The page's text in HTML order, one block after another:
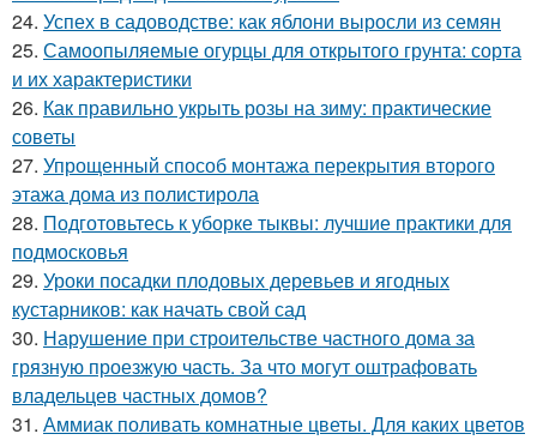
24. Успех в садоводстве: как яблони выросли из семян
25. Самоопыляемые огурцы для открытого грунта: сорта
и их характеристики
26. Как правильно укрыть розы на зиму: практические
советы
27. Упрощенный способ монтажа перекрытия второго
этажа дома из полистирола
28. Подготовьтесь к уборке тыквы: лучшие практики для
подмосковья
29. Уроки посадки плодовых деревьев и ягодных
кустарников: как начать свой сад
30. Нарушение при строительстве частного дома за
грязную проезжую часть. За что могут оштрафовать
владельцев частных домов?
31. Аммиак поливать комнатные цветы. Для каких цветов